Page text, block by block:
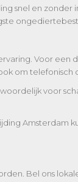
snel en
Voor een
om telefonisch
voor
Amsterdam
Bel ons